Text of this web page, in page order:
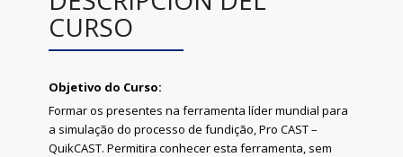
CURSO
Objetivo do Curso:
Formar os presentes na ferramenta líder mundial para
a simulação do processo de fundição, Pro CAST –
QuikCAST. Permitira conhecer esta ferramenta, sem